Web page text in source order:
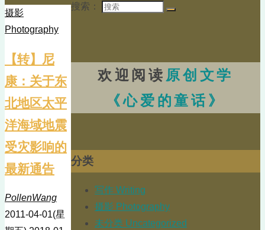
摄影
Photography
【转】尼
康：关于东
北地区太平
洋海域地震
受灾影响的
最新通告
PollenWang
2011-04-01(星
搜索：
欢迎阅读 原创文学
《心爱的童话》
分类
写作 Writing
摄影 Photography
未分类 Uncategorized